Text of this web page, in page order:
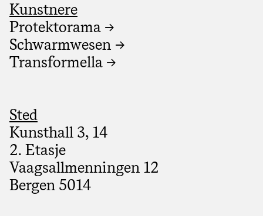
Kunstnere
Protektorama →
Schwarmwesen →
Transformella →
Sted
Kunsthall 3, 14
2. Etasje
Vaagsallmenningen 12
Bergen 5014